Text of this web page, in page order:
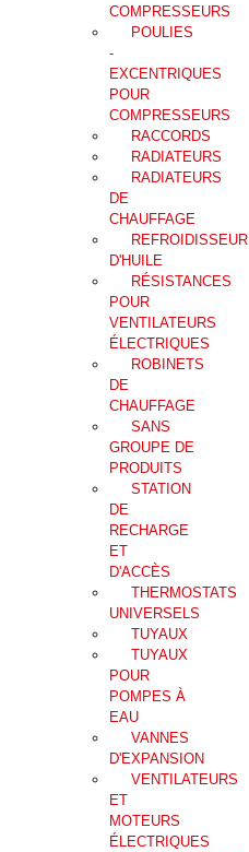
COMPRESSEURS
POULIES
-
EXCENTRIQUES
POUR
COMPRESSEURS
RACCORDS
RADIATEURS
RADIATEURS
DE
CHAUFFAGE
REFROIDISSEUR
D'HUILE
RÉSISTANCES
POUR
VENTILATEURS
ÉLECTRIQUES
ROBINETS
DE
CHAUFFAGE
SANS
GROUPE DE
PRODUITS
STATION
DE
RECHARGE
ET
D'ACCÈS
THERMOSTATS
UNIVERSELS
TUYAUX
TUYAUX
POUR
POMPES À
EAU
VANNES
D'EXPANSION
VENTILATEURS
ET
MOTEURS
ÉLECTRIQUES